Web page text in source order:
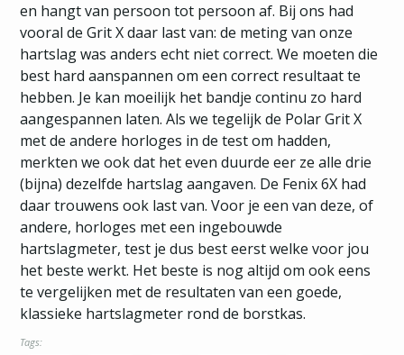
en hangt van persoon tot persoon af. Bij ons had
vooral de Grit X daar last van: de meting van onze
hartslag was anders echt niet correct. We moeten die
best hard aanspannen om een correct resultaat te
hebben. Je kan moeilijk het bandje continu zo hard
aangespannen laten. Als we tegelijk de Polar Grit X
met de andere horloges in de test om hadden,
merkten we ook dat het even duurde eer ze alle drie
(bijna) dezelfde hartslag aangaven. De Fenix 6X had
daar trouwens ook last van. Voor je een van deze, of
andere, horloges met een ingebouwde
hartslagmeter, test je dus best eerst welke voor jou
het beste werkt. Het beste is nog altijd om ook eens
te vergelijken met de resultaten van een goede,
klassieke hartslagmeter rond de borstkas.
Tags: